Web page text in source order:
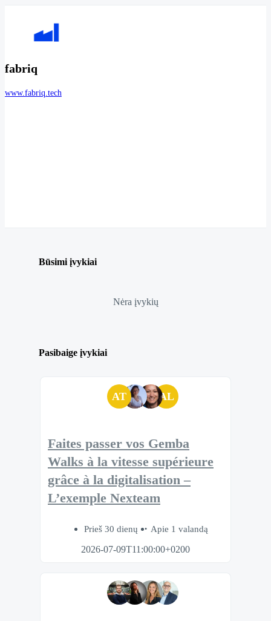
fabriq
www.fabriq.tech
Būsimi įvykiai
Nėra įvykių
Pasibaige įvykiai
AT AL
Faites passer vos Gemba
Walks à la vitesse supérieure
grâce à la digitalisation –
L’exemple Nexteam
Prieš 30 dienų
Apie 1 valandą
2026-07-09T11:00:00+0200